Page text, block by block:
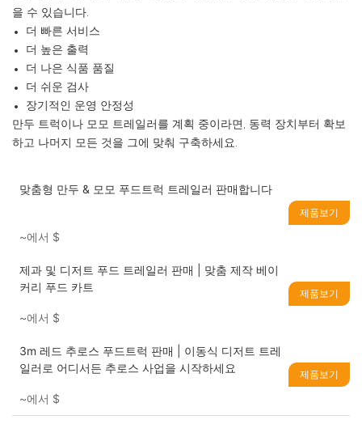
을 수 있습니다.
더 빠른 서비스
더 높은 출력
더 나은 식품 품질
더 쉬운 검사
장기적인 운영 안정성
만두 트럭이나 모모 트레일러를 계획 중이라면, 동력 장치부터 확보
하고 나머지 모든 것을 그에 맞춰 구축하세요.
맞춤형 만두 & 모모 푸드트럭 트레일러 판매합니다
~에서 $
제품보기
제과 및 디저트 푸드 트레일러 판매 | 맞춤 제작 베이
커리 푸드 카트
~에서 $
제품보기
3m 레드 추로스 푸드트럭 판매 | 이동식 디저트 트레
일러로 어디서든 추로스 사업을 시작하세요
~에서 $
제품보기